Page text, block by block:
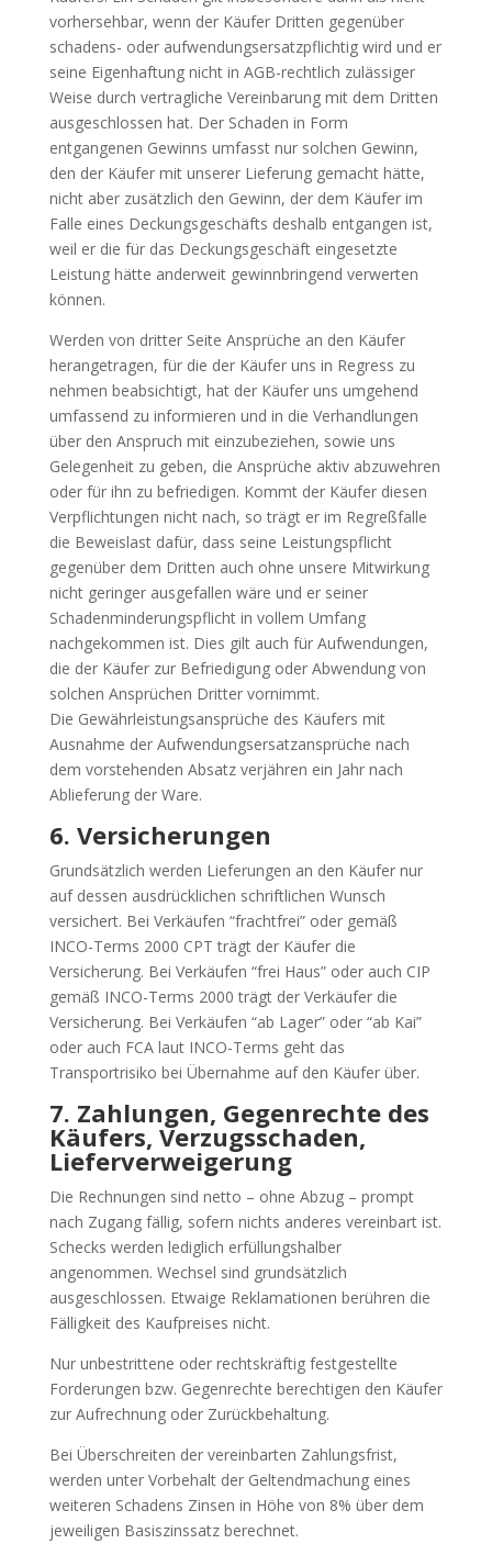
vorhersehbar, wenn der Käufer Dritten gegenüber
schadens- oder aufwendungsersatzpflichtig wird und er
seine Eigenhaftung nicht in AGB-rechtlich zulässiger
Weise durch vertragliche Vereinbarung mit dem Dritten
ausgeschlossen hat. Der Schaden in Form
entgangenen Gewinns umfasst nur solchen Gewinn,
den der Käufer mit unserer Lieferung gemacht hätte,
nicht aber zusätzlich den Gewinn, der dem Käufer im
Falle eines Deckungsgeschäfts deshalb entgangen ist,
weil er die für das Deckungsgeschäft eingesetzte
Leistung hätte anderweit gewinnbringend verwerten
können.
Werden von dritter Seite Ansprüche an den Käufer
herangetragen, für die der Käufer uns in Regress zu
nehmen beabsichtigt, hat der Käufer uns umgehend
umfassend zu informieren und in die Verhandlungen
über den Anspruch mit einzubeziehen, sowie uns
Gelegenheit zu geben, die Ansprüche aktiv abzuwehren
oder für ihn zu befriedigen. Kommt der Käufer diesen
Verpflichtungen nicht nach, so trägt er im Regreßfalle
die Beweislast dafür, dass seine Leistungspflicht
gegenüber dem Dritten auch ohne unsere Mitwirkung
nicht geringer ausgefallen wäre und er seiner
Schadenminderungspflicht in vollem Umfang
nachgekommen ist. Dies gilt auch für Aufwendungen,
die der Käufer zur Befriedigung oder Abwendung von
solchen Ansprüchen Dritter vornimmt.
Die Gewährleistungsansprüche des Käufers mit
Ausnahme der Aufwendungsersatzansprüche nach
dem vorstehenden Absatz verjähren ein Jahr nach
Ablieferung der Ware.
6. Versicherungen
Grundsätzlich werden Lieferungen an den Käufer nur
auf dessen ausdrücklichen schriftlichen Wunsch
versichert. Bei Verkäufen “frachtfrei” oder gemäß
INCO-Terms 2000 CPT trägt der Käufer die
Versicherung. Bei Verkäufen “frei Haus” oder auch CIP
gemäß INCO-Terms 2000 trägt der Verkäufer die
Versicherung. Bei Verkäufen “ab Lager” oder “ab Kai”
oder auch FCA laut INCO-Terms geht das
Transportrisiko bei Übernahme auf den Käufer über.
7. Zahlungen, Gegenrechte des
Käufers, Verzugsschaden,
Lieferverweigerung
Die Rechnungen sind netto – ohne Abzug – prompt
nach Zugang fällig, sofern nichts anderes vereinbart ist.
Schecks werden lediglich erfüllungshalber
angenommen. Wechsel sind grundsätzlich
ausgeschlossen. Etwaige Reklamationen berühren die
Fälligkeit des Kaufpreises nicht.
Nur unbestrittene oder rechtskräftig festgestellte
Forderungen bzw. Gegenrechte berechtigen den Käufer
zur Aufrechnung oder Zurückbehaltung.
Bei Überschreiten der vereinbarten Zahlungsfrist,
werden unter Vorbehalt der Geltendmachung eines
weiteren Schadens Zinsen in Höhe von 8% über dem
jeweiligen Basiszinssatz berechnet.